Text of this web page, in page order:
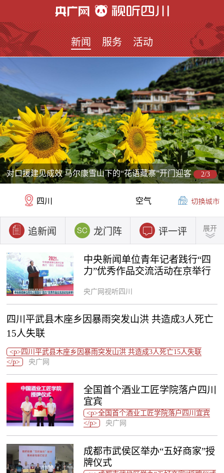
新闻 服务 活动
对口援建见成效 马尔康雪山下的“花语藏寨”开门迎客 2/3
四川 空气
追新闻 龙门阵 评一评
听四川 看四川 曝光台
中央新闻单位青年记者践行“四
力”优秀作品交流活动在京举行
央广网视听四川
四川平武县木座乡因暴雨突发山洪 共造成3人死亡
15人失联
<p>四川平武县木座乡因暴雨突发山洪 共造成3人死亡15人失联
</p>
央广网
全国首个酒业工匠学院落户四川
宜宾
<p>全国首个酒业工匠学院落户四川宜宾
</p>
央广网
成都市武侯区举办“五好商家”授
牌仪式